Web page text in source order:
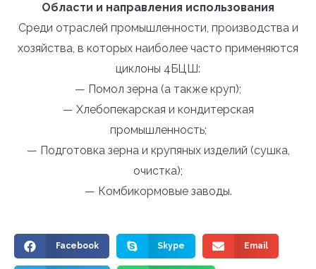
Области и направления использования
Среди отраслей промышленности, производства и
хозяйства, в которых наиболее часто применяются
циклоны 4БЦШ:
— Помол зерна (а также круп);
— Хлебопекарская и кондитерская
промышленность;
— Подготовка зерна и крупяных изделий (сушка,
очистка);
— Комбикормовые заводы.
Facebook Skype Email